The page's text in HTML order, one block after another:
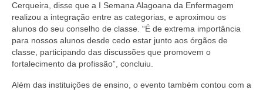
Fale Conosco
NEP
Cerqueira, disse que a I Semana Alagoana da Enfermagem
realizou a integração entre as categorias, e aproximou os
alunos do seu conselho de classe. “É de extrema importância
para nossos alunos desde cedo estar junto aos órgãos de
classe, participando das discussões que promovem o
fortalecimento da profissão”, concluiu.
Além das instituições de ensino, o evento também contou com a